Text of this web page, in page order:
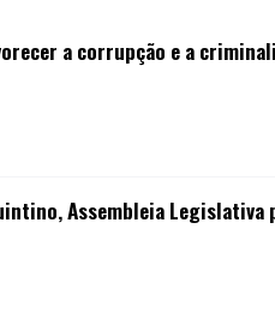
a corrupção e a
Assembleia